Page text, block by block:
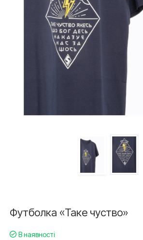
Футболка «Таке чуство»
В наявності